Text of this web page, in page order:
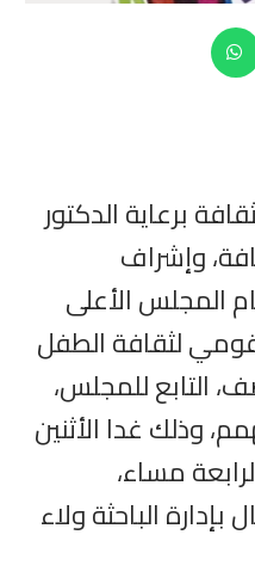
برعاية الدكتور
وإشراف
المجلس الأعلى
لثقافة الطفل
التابع للمجلس،
وذلك غدا الأثنين
الرابعة مساء،
بإدارة الباحثة ولاء